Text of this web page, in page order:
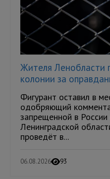
Жителя Ленобласти
колонии за
Фигурант оставил в
одобряющий
запрещенной в России
Ленинградской
проведёт в...
06.08.2026 93